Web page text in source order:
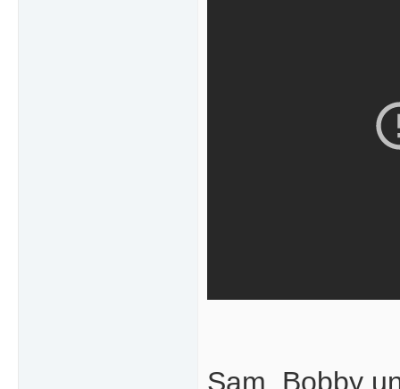
Sam, Bobby